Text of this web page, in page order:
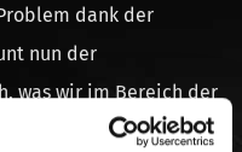
dank der
nun der
was wir im Bereich der
für Sie tun können? Wir